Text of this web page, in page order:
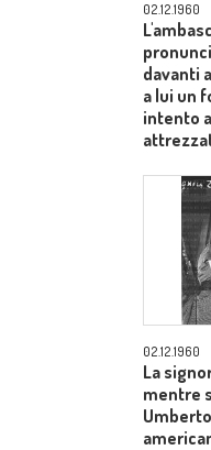
02.12.1960
davanti
a lui un
intento
02.12.1960
La
mentre